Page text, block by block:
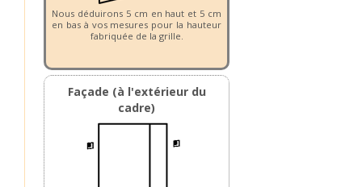
Nous déduirons 5 cm en haut et 5 cm
en bas à vos mesures pour la hauteur
fabriquée de la grille.
Façade (à l'extérieur du
cadre)